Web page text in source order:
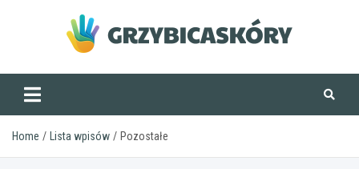
grzybicaskory.pl
Home Lista wpisów Pozostałe